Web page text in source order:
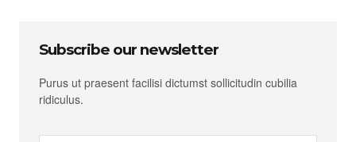
Subscribe our newsletter
Purus ut praesent facilisi dictumst sollicitudin cubilia
ridiculus.